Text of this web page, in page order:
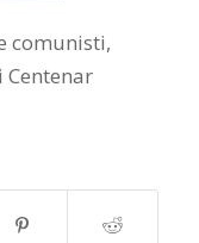
comunisti,
Centenar